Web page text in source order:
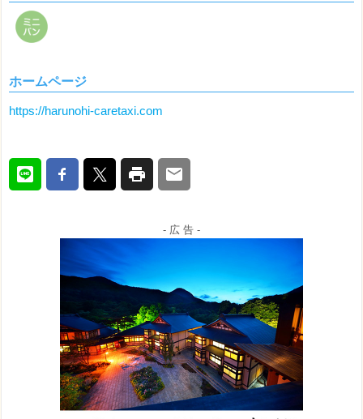
ホームページ
https://harunohi-caretaxi.com
- 広 告 -